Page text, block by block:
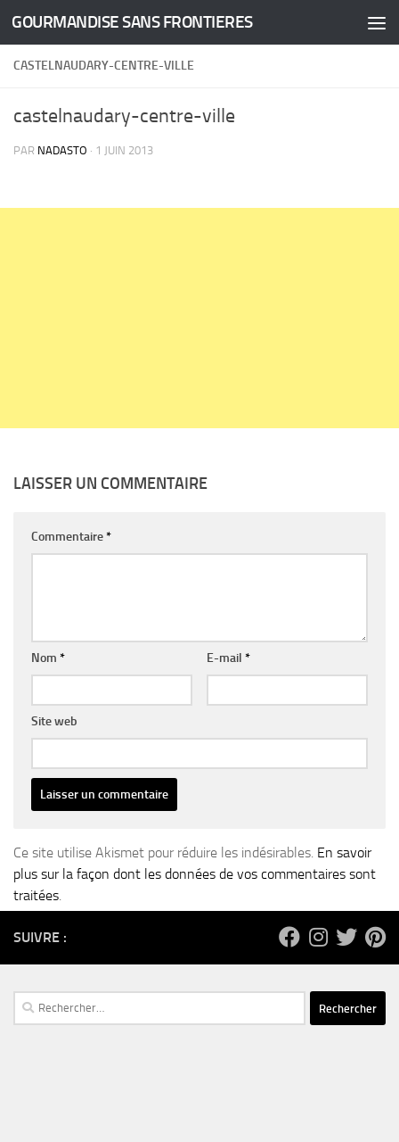
Skip to content
GOURMANDISE SANS FRONTIERES
CASTELNAUDARY-CENTRE-VILLE
castelnaudary-centre-ville
PAR NADASTO · 1 JUIN 2013
LAISSER UN COMMENTAIRE
Commentaire*
Nom * E-mail *
Site web
Ce site utilise Akismet pour réduire les indésirables. En savoir
plus sur la façon dont les données de vos commentaires sont
traitées.
SUIVRE :
Rechercher :